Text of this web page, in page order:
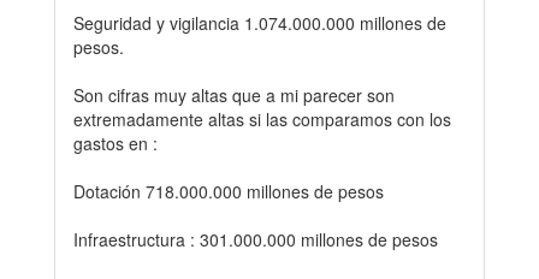
Seguridad y vigilancia 1.074.000.000 millones de
pesos.
Son cifras muy altas que a mi parecer son
extremadamente altas si las comparamos con los
gastos en :
Dotación 718.000.000 millones de pesos
Infraestructura : 301.000.000 millones de pesos